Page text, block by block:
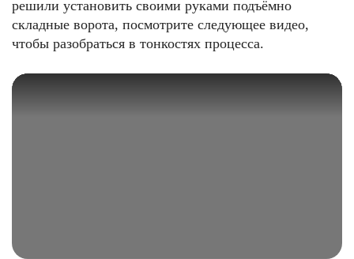
решили установить своими руками подъёмно
складные ворота, посмотрите следующее видео,
чтобы разобраться в тонкостях процесса.